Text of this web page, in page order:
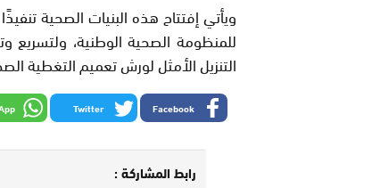
ويأتي إفتتاح هذه البنيات الصحية
للمنظومة الصحية الوطنية، ولتسريع
التنزيل الأمثل لورش تعميم التغطية
Facebook
Twitter
رابط المشاركة :